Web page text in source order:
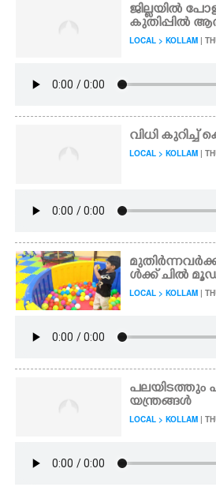
ജില്ലയിൽ
കുതിപ്പിൽ ആര്
LOCAL > KOLLAM |
വിധി കുറിച്ച്
LOCAL > KOLLAM |
ൾക്ക് ചിൽ
LOCAL > KOLLAM |
പലയിടത്തും
യന്ത്രങ്ങൾ
LOCAL > KOLLAM |